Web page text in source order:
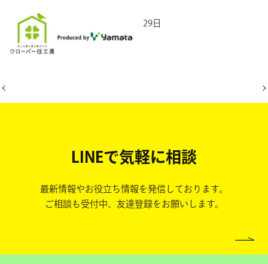
2025年9月29日
LINEで気軽に相談
最新情報やお役立ち情報を発信しております。
ご相談も受付中、友達登録をお願いします。